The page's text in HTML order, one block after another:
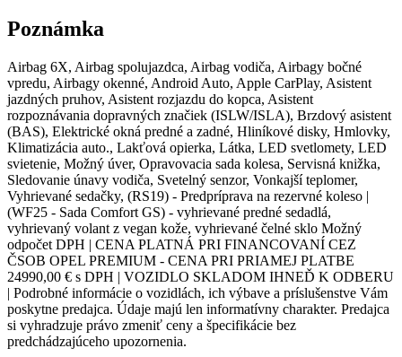
Poznámka
Airbag 6X, Airbag spolujazdca, Airbag vodiča, Airbagy bočné
vpredu, Airbagy okenné, Android Auto, Apple CarPlay, Asistent
jazdných pruhov, Asistent rozjazdu do kopca, Asistent
rozpoznávania dopravných značiek (ISLW/ISLA), Brzdový asistent
(BAS), Elektrické okná predné a zadné, Hliníkové disky, Hmlovky,
Klimatizácia auto., Lakťová opierka, Látka, LED svetlomety, LED
svietenie, Možný úver, Opravovacia sada kolesa, Servisná knižka,
Sledovanie únavy vodiča, Svetelný senzor, Vonkajší teplomer,
Vyhrievané sedačky, (RS19) - Predpríprava na rezervné koleso |
(WF25 - Sada Comfort GS) - vyhrievané predné sedadlá,
vyhrievaný volant z vegan kože, vyhrievané čelné sklo Možný
odpočet DPH | CENA PLATNÁ PRI FINANCOVANÍ CEZ
ČSOB OPEL PREMIUM - CENA PRI PRIAMEJ PLATBE
24990,00 € s DPH | VOZIDLO SKLADOM IHNEĎ K ODBERU
| Podrobné informácie o vozidlách, ich výbave a príslušenstve Vám
poskytne predajca. Údaje majú len informatívny charakter. Predajca
si vyhradzuje právo zmeniť ceny a špecifikácie bez
predchádzajúceho upozornenia.